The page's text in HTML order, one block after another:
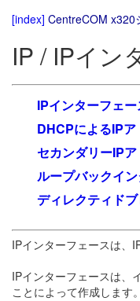
[index] CentreCOM x320
IP / IPイン
IPインターフェ
DHCPによるIP
セカンダリーIP
ループバックイ
ディレクティド
IPインターフェースは、
IPインターフェースは、
ことによって作成します。